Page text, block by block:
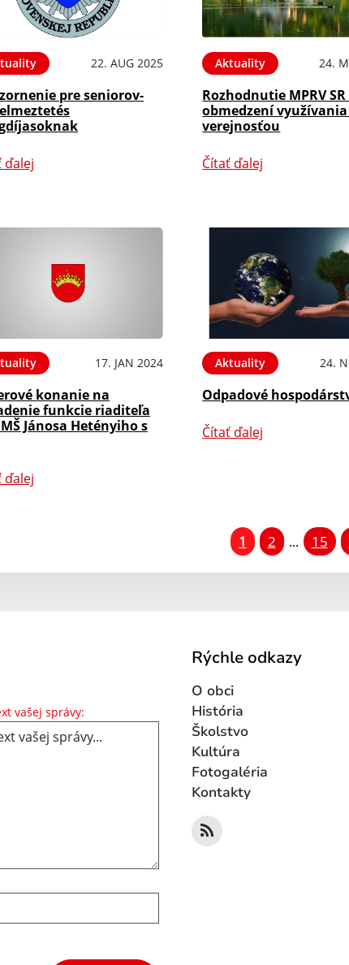
22. AUG 2025
pre seniorov-
ďalej
Aktuality 24.
Rozhodnutie MPRV SR
obmedzení
verejnosťou
Čítať ďalej
17. JAN 2024
konanie na
funkcie riaditeľa
MŠ Jánosa Hetényiho s
ďalej
Aktuality 24.
Odpadové
Čítať ďalej
1 2 ... 15
vašej správy: Text vašej správy...
Rýchle odkazy
O obci
História
Školstvo
Kultúra
Fotogaléria
Kontakty